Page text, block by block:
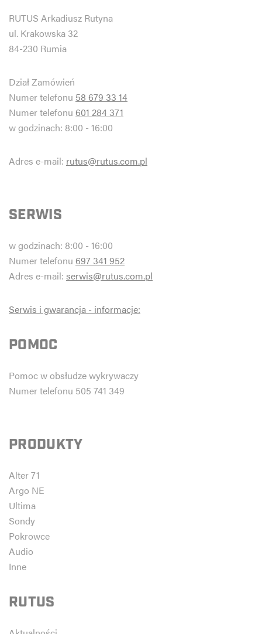
RUTUS Arkadiusz Rutyna
ul. Krakowska 32
84-230 Rumia
Dział Zamówień
Numer telefonu 58 679 33 14
Numer telefonu 601 284 371
w godzinach: 8:00 - 16:00
Adres e-mail: rutus@rutus.com.pl
SERWIS
w godzinach: 8:00 - 16:00
Numer telefonu 697 341 952
Adres e-mail: serwis@rutus.com.pl
Serwis i gwarancja - informacje:
POMOC
Pomoc w obsłudze wykrywaczy
Numer telefonu 505 741 349
PRODUKTY
Alter 71
Argo NE
Ultima
Sondy
Pokrowce
Audio
Inne
RUTUS